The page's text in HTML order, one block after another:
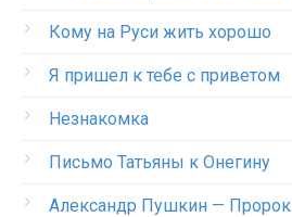
Кому на Руси жить хорошо
Я пришел к тебе с приветом
Незнакомка
Письмо Татьяны к Онегину
Александр Пушкин — Пророк